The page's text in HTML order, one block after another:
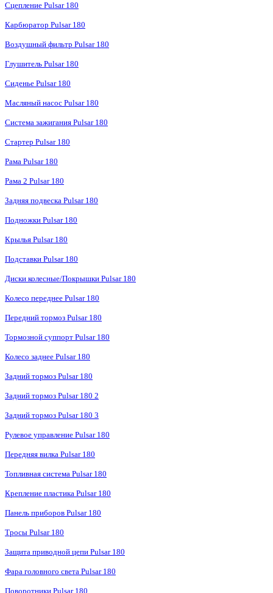
Сцепление Pulsar 180
Карбюратор Pulsar 180
Воздушный фильтр Pulsar 180
Глушитель Pulsar 180
Сиденье Pulsar 180
Масляный насос Pulsar 180
Система зажигания Pulsar 180
Стартер Pulsar 180
Рама Pulsar 180
Рама 2 Pulsar 180
Задняя подвеска Pulsar 180
Подножки Pulsar 180
Крылья Pulsar 180
Подставки Pulsar 180
Диски колесные/Покрышки Pulsar 180
Колесо переднее Pulsar 180
Передний тормоз Pulsar 180
Тормозной суппорт Pulsar 180
Колесо заднее Pulsar 180
Задний тормоз Pulsar 180
Задний тормоз Pulsar 180 2
Задний тормоз Pulsar 180 3
Рулевое управление Pulsar 180
Передняя вилка Pulsar 180
Топливная система Pulsar 180
Крепление пластика Pulsar 180
Панель приборов Pulsar 180
Тросы Pulsar 180
Защита приводной цепи Pulsar 180
Фара головного света Pulsar 180
Поворотники Pulsar 180